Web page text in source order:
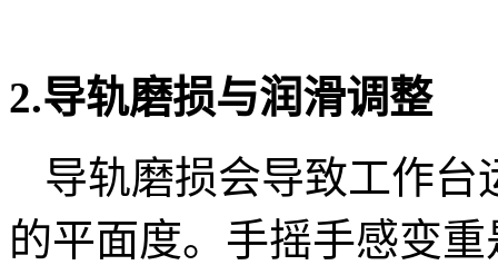
2.导轨磨损与润滑调整
导轨磨损会导致工作
的平面度。手摇手感变